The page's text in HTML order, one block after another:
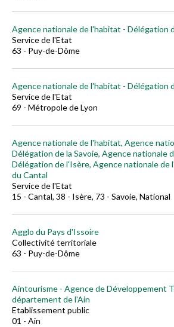
Agence nationale de l'habitat - Délégation
Service de l'Etat
63 - Puy-de-Dôme
Agence nationale de l'habitat - Délégation
Service de l'Etat
69 - Métropole de Lyon
Agence nationale de l'habitat, Agence
Délégation de la Savoie, Agence nationale
Délégation de l'Isère, Agence nationale de
du Cantal
Service de l'Etat
15 - Cantal, 38 - Isère, 73 - Savoie, National
Agglo du Pays d'Issoire
Collectivité territoriale
63 - Puy-de-Dôme
Aintourisme - Agence de Développement
département de l'Ain
Etablissement public
01 - Ain